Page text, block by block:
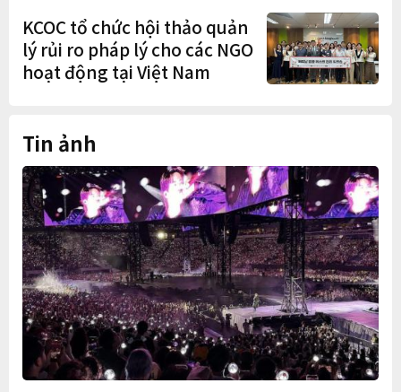
trạng nắm quyền quá lâu"
KCOC tổ chức hội thảo quản
lý rủi ro pháp lý cho các NGO
hoạt động tại Việt Nam
Tin ảnh